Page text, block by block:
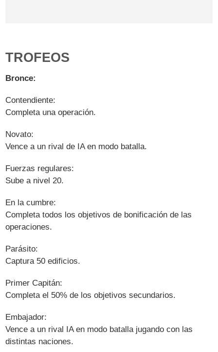
TROFEOS
Bronce:
Contendiente:
Completa una operación.
Novato:
Vence a un rival de IA en modo batalla.
Fuerzas regulares:
Sube a nivel 20.
En la cumbre:
Completa todos los objetivos de bonificación de las
operaciones.
Parásito:
Captura 50 edificios.
Primer Capitán:
Completa el 50% de los objetivos secundarios.
Embajador:
Vence a un rival IA en modo batalla jugando con las
distintas naciones.